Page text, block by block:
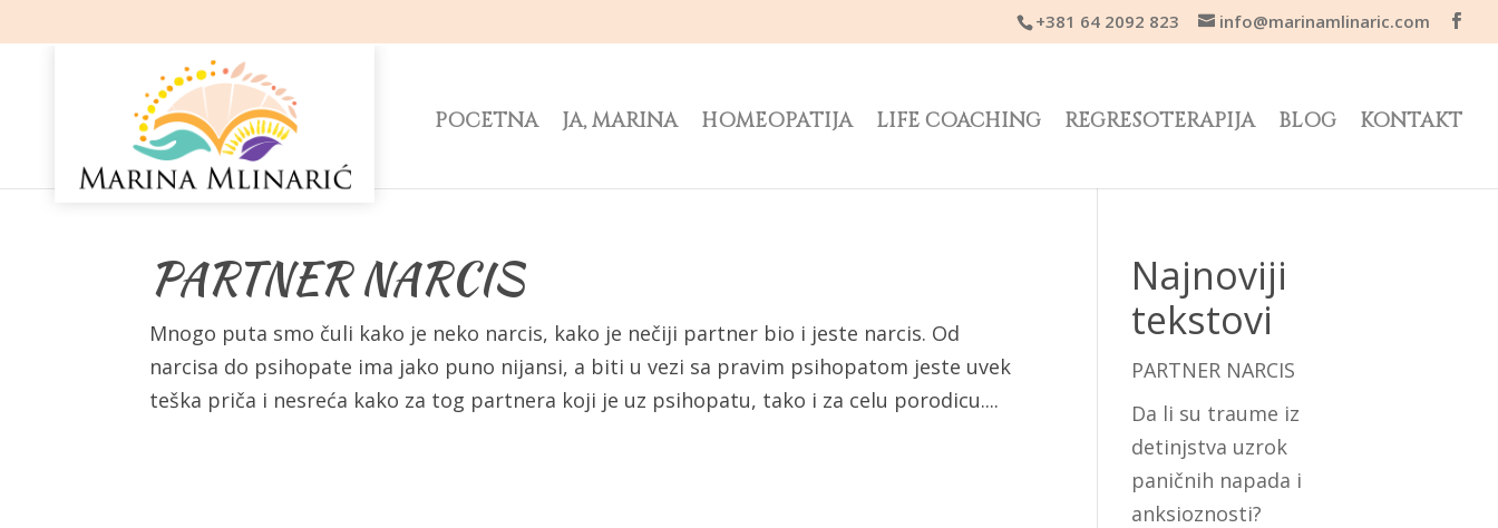
+381 64 2092 823 info@marinamlinaric.com
POČETNA JA, MARINA HOMEOPATIJA LIFE COACHING REGRESOTERAPIJA BLOG KONTAKT
PARTNER NARCIS
Mnogo puta smo čuli kako je neko narcis, kako je nečiji partner bio i jeste narcis. Od
narcisa do psihopate ima jako puno nijansi, a biti u vezi sa pravim psihopatom jeste uvek
teška priča i nesreća kako za tog partnera koji je uz psihopatu, tako i za celu porodicu....
Najnoviji
tekstovi
PARTNER NARCIS
Da li su traume iz
detinjstva uzrok
paničnih napada i
anksioznosti?